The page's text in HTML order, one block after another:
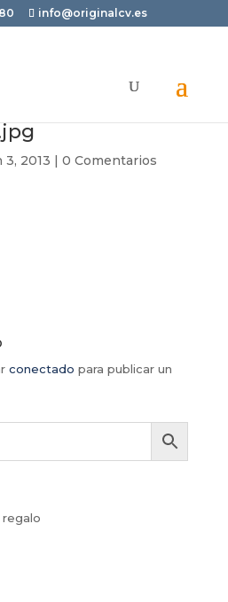
info@originalcv.es
3, 2013 | 0 Comentarios
conectado para publicar un
regalo